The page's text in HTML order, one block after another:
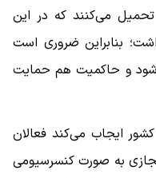
می‌کنند که در این
بنابراین ضروری است
و حاکمیت هم حمایت
ایجاب می‌کند فعالان
به صورت کنسرسیومی